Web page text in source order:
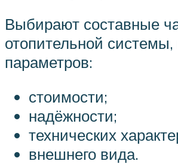
Выбирают составные
отопительной системы,
параметров:
стоимости;
надёжности;
технических
внешнего вида.